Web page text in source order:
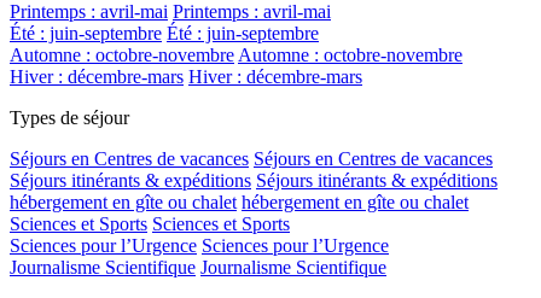
Printemps : avril-mai Printemps : avril-mai
Été : juin-septembre Été : juin-septembre
Automne : octobre-novembreAutomne : octobre-novembre
Hiver : décembre-mars Hiver : décembre-mars
Types de séjour
Séjours en Centres de vacances Séjours en Centres de vacances
Séjours itinérants & expéditions Séjours itinérants & expéditions
hébergement en gîte ou chalet hébergement en gîte ou chalet
Sciences et Sports Sciences et Sports
Sciences pour l’Urgence Sciences pour l’Urgence
Journalisme Scientifique Journalisme Scientifique